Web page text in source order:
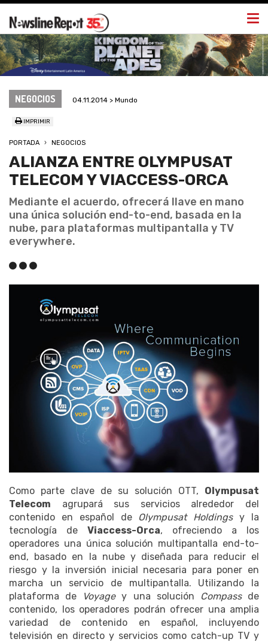
NEGOCIOS 04.11.2014 > Mundo
IMPRIMIR
PORTADA NEGOCIOS
ALIANZA ENTRE OLYMPUSAT
TELECOM Y VIACCESS-ORCA
Mediante el acuerdo, ofrecerá llave en mano
una única solución end-to-end, basada en la
nube, para plataformas multipantalla y TV
everywhere.
Como parte clave de su solución OTT, Olympusat
Telecom agrupará sus servicios alrededor del
contenido en español de Olympusat Holdingsy la
tecnología de Viaccess-Orca, ofreciendo a los
operadores una única solución multipantalla end-to-
end, basado en la nube y diseñada para reducir el
riesgo y la inversión inicial necesaria para poner en
marcha un servicio de multipantalla. Utilizando la
plataforma de
Voyagey una solución Compassde
contenido, los operadores podrán ofrecer una amplia
variedad de contenido en español, incluyendo
televisión en directo y servicios como catch-up TV y